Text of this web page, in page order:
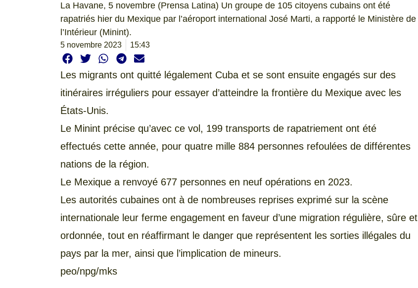
La Havane, 5 novembre (Prensa Latina) Un groupe de 105 citoyens cubains ont été
rapatriés hier du Mexique par l’aéroport international José Marti, a rapporté le Ministère de
l’Intérieur (Minint).
5 novembre 2023 15:43
Les migrants ont quitté légalement Cuba et se sont ensuite engagés sur des
itinéraires irréguliers pour essayer d’atteindre la frontière du Mexique avec les
États-Unis.
Le Minint précise qu’avec ce vol, 199 transports de rapatriement ont été
effectués cette année, pour quatre mille 884 personnes refoulées de différentes
nations de la région.
Le Mexique a renvoyé 677 personnes en neuf opérations en 2023.
Les autorités cubaines ont à de nombreuses reprises exprimé sur la scène
internationale leur ferme engagement en faveur d’une migration régulière, sûre et
ordonnée, tout en réaffirmant le danger que représentent les sorties illégales du
pays par la mer, ainsi que l’implication de mineurs.
peo/npg/mks